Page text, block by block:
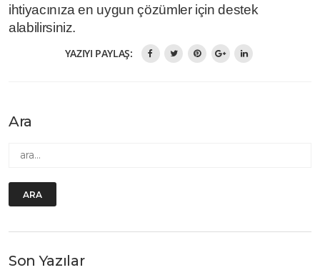
ihtiyacınıza en uygun çözümler için destek
alabilirsiniz.
YAZIYI PAYLAŞ:
Ara
ARA
Son Yazılar